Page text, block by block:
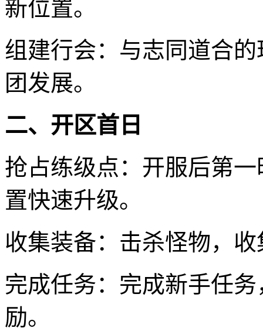
新位置。
组建行会：与志同道合
团发展。
二、开区首日
抢占练级点：开服后第
置快速升级。
收集装备：击杀怪物，
完成任务：完成新手任
励。